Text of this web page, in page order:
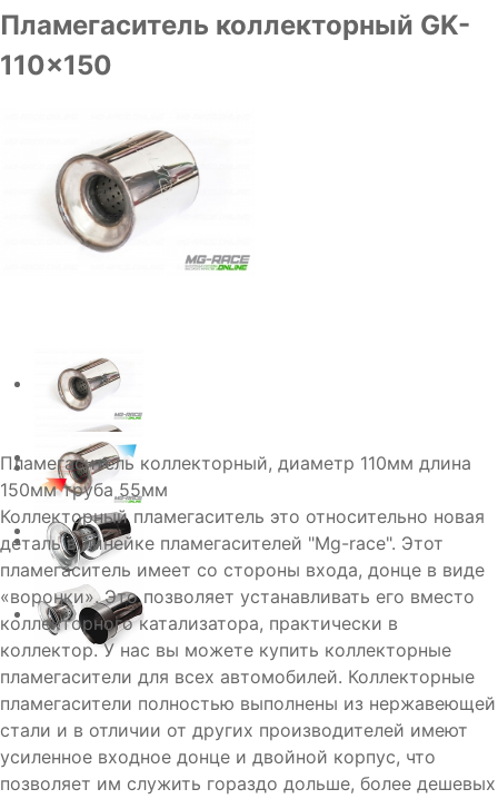
Пламегаситель коллекторный GK-
110x150
Пламегаситель коллекторный, диаметр 110мм длина
150мм труба 55мм
Коллекторный пламегаситель это относительно новая
деталь в линейке пламегасителей "Mg-race". Этот
пламегаситель имеет со стороны входа, донце в виде
«воронки». Это позволяет устанавливать его вместо
коллекторного катализатора, практически в
коллектор. У нас вы можете купить коллекторные
пламегасители для всех автомобилей. Коллекторные
пламегасители полностью выполнены из нержавеющей
стали и в отличии от других производителей имеют
усиленное входное донце и двойной корпус, что
позволяет им служить гораздо дольше, более дешевых